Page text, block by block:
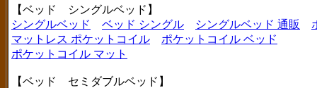
【ベッド シングルベッド】
シングルベッド
ベッド シングル シングルベッド 通販
マットレス ポケットコイル
ポケットコイル ベッド
ポケットコイル マット
【ベッド セミダブルベッド】